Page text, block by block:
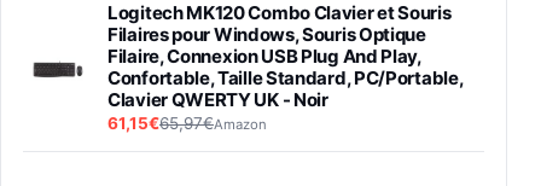
Logitech MK120 Combo Clavier et Souris
Filaires pour Windows, Souris Optique
Filaire, Connexion USB Plug And Play,
Confortable, Taille Standard, PC/Portable,
Clavier QWERTY UK - Noir
61,15€65,97€Amazon